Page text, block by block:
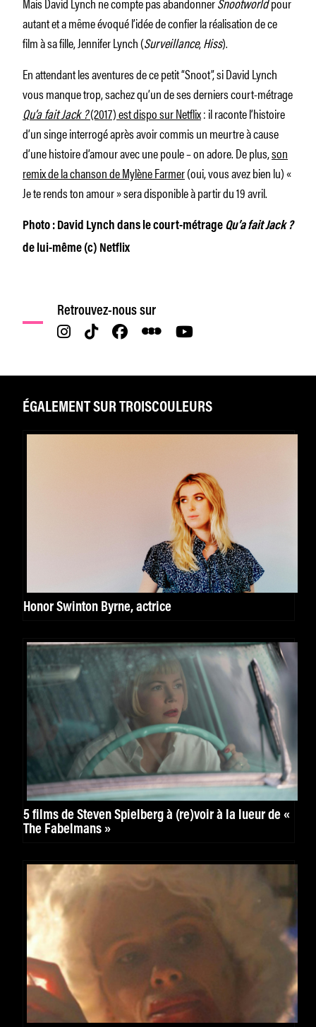
autant et a même évoqué l’idée de confier la réalisation de ce
film à sa fille, Jennifer Lynch (Surveillance,Hiss).
En attendant les aventures de ce petit “Snoot”, si David Lynch
vous manque trop, sachez qu’un de ses derniers court-métrage
Qu’a fait Jack ?(2017) est dispo sur Netflix: il raconte l’histoire
d’un singe interrogé après avoir commis un meurtre à cause
d’une histoire d’amour avec une poule – on adore. De plus,son
remix de la chanson de Mylène Farmer(oui, vous avez bien lu) «
Je te rends ton amour » sera disponible à partir du 19 avril.
Photo : David Lynch dans le court-métrage Qu’a fait Jack ?
de lui-même (c) Netflix
Retrouvez-nous sur
ÉGALEMENT SUR TROISCOULEURS
Honor Swinton Byrne, actrice
5 films de Steven Spielberg à (re)voir à la lueur de «
The Fabelmans »